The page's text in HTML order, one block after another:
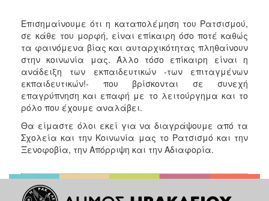
Επισημαίνουμε ότι η καταπολέμηση του Ρατσισμού,
σε κάθε του μορφή, είναι επίκαιρη όσο ποτέ καθώς
τα φαινόμενα βίας και αυταρχικότητας πληθαίνουν
στην κοινωνία μας. Άλλο τόσο επίκαιρη είναι η
ανάδειξη των εκπαιδευτικών -των επιταγμένων
εκπαιδευτικών!- που βρίσκονται σε συνεχή
επαγρύπνηση και επαφή με το λειτούργημα και το
ρόλο που έχουμε αναλάβει.
Θα είμαστε όλοι εκεί για να διαγράψουμε από τα
Σχολεία και την Κοινωνία μας το Ρατσισμό και την
Ξενοφοβία, την Απόρριψη και την Αδιαφορία.